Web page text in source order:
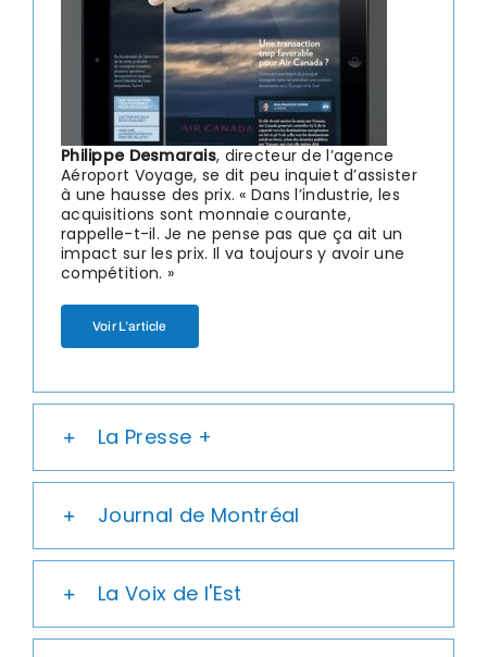
Philippe Desmarais, directeur de l’agence
Aéroport Voyage, se dit peu inquiet d’assister
à une hausse des prix. « Dans l’industrie, les
acquisitions sont monnaie courante,
rappelle-t-il. Je ne pense pas que ça ait un
impact sur les prix. Il va toujours y avoir une
compétition. »
Voir L’article
La Presse +
Journal de Montréal
La Voix de l'Est